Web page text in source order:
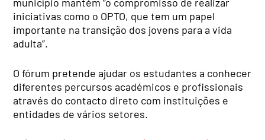
iniciativas como o OPTO, que tem um papel
importante na transição dos jovens para a vida
adulta”.
O fórum pretende ajudar os estudantes a conhecer
diferentes percursos académicos e profissionais
através do contacto direto com instituições e
entidades de vários setores.